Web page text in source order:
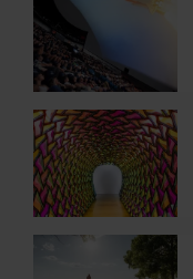
Juanes
à
Valencia
du
programme
de
projections
de
l'Hemisfèric
Centre
d'Art
Hortensia
Herrero
:
Un